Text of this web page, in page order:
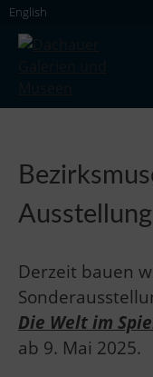
Skip
content
English
Ausstellung
Derzeit bauen
Die Welt im
ab 9. Mai 2025.